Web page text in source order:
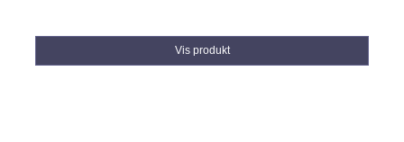
Vis produkt